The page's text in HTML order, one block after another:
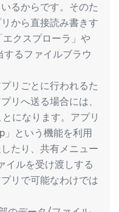
るからです。そのた
から直接読み書きす
クスプローラ」や
るファイルブラウ
リごとに行われるた
リへ送る場合には、
になります。アプリ
」という機能を利用
たり、共有メニュー
イルを受け渡しする
リで可能なわけでは